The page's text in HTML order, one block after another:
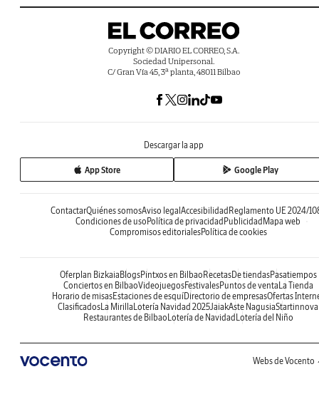
Copyright © DIARIO EL CORREO, S.A.
Sociedad Unipersonal.
C/ Gran Vía 45, 3ª planta, 48011 Bilbao
Descargar la app
App Store Google Play
ContactarQuiénes somosAviso legal Accesibilidad Reglamento UE 2024/
Condiciones de uso Política de privacidad Publicidad Mapa web
Compromisos editorialesPolítica de cookies
Oferplan Bizkaia BlogsPintxos en Bilbao RecetasDe tiendasPasatiempos
Conciertos en BilbaoVideojuegosFestivalesPuntos de venta La Tienda
Horario de misasEstaciones de esquíDirectorio de empresasOfertas
ClasificadosLa Mirilla Lotería Navidad 2025JaiakAste NagusiaStartinnova
Restaurantes de Bilbao Lotería de Navidad Lotería del Niño
Webs de Vocento